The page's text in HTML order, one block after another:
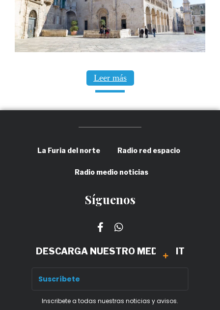
Leer más
La Furia del norte Radio red espacio
Radio medio noticias
Síguenos
DESCARGA NUESTRO MEDIA KIT
Inscribete a todas nuestras noticias y avisos.